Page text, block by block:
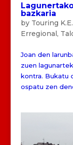
bazkaria
by Touring K.E.
Erregional,
Joan den
zuen
kontra. Bukatu
ospatu zen